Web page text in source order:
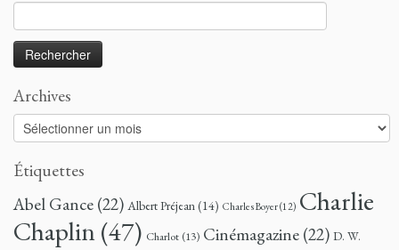
Archives
Archives
Étiquettes
Abel Gance(22) Albert Préjean(14) Charles Boyer(12) Charlie
Chaplin(47) Charlot (13) Cinémagazine(22) D. W.